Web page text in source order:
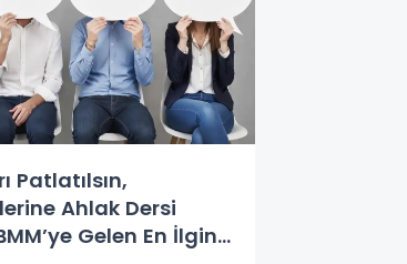
Patlatılsın,
Ahlak Dersi
Gelen En İlginç